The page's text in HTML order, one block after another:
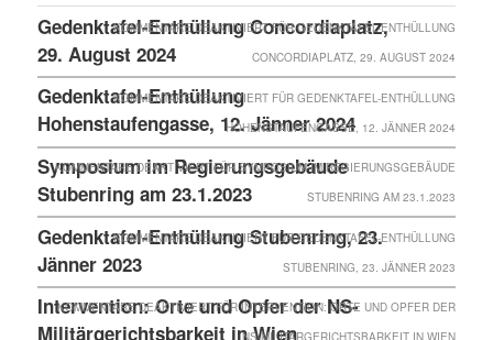
Gedenktafel-Enthüllung Concordiaplatz,
29. August 2024
KOMMENTARE DEAKTIVIERTFÜR GEDENKTAFEL-ENTHÜLLUNG
CONCORDIAPLATZ, 29. AUGUST 2024
Gedenktafel-Enthüllung
Hohenstaufengasse, 12. Jänner 2024
KOMMENTARE DEAKTIVIERTFÜR GEDENKTAFEL-ENTHÜLLUNG
HOHENSTAUFENGASSE, 12. JÄNNER 2024
Symposium im Regierungsgebäude
Stubenring am 23.1.2023
KOMMENTARE DEAKTIVIERTFÜR SYMPOSIUM IM REGIERUNGSGEBÄUDE
STUBENRING AM 23.1.2023
Gedenktafel-Enthüllung Stubenring, 23.
Jänner 2023
KOMMENTARE DEAKTIVIERTFÜR GEDENKTAFEL-ENTHÜLLUNG
STUBENRING, 23. JÄNNER 2023
Intervention: Orte und Opfer der NS-
Militärgerichtsbarkeit in Wien
KOMMENTARE DEAKTIVIERTFÜR INTERVENTION: ORTE UND OPFER DER